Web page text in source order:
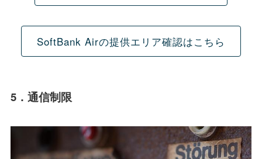
SoftBank Airの提供エリア確認はこちら
5．通信制限